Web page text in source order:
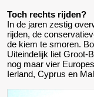
Toch rechts rijden?
In de jaren zestig
rijden, de
de kiem te smoren.
Uiteindelijk liet Groot-
nog maar vier
Ierland, Cyprus en